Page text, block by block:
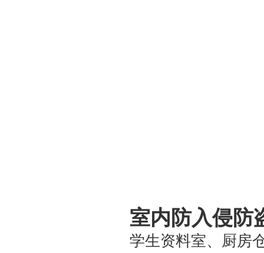
室内防入侵防
学生资料室、厨房